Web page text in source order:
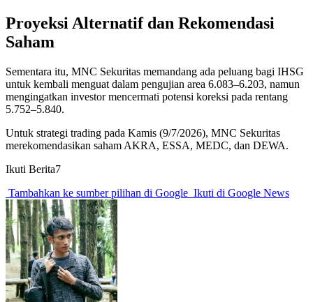
Proyeksi Alternatif dan Rekomendasi
Saham
Sementara itu, MNC Sekuritas memandang ada peluang bagi IHSG
untuk kembali menguat dalam pengujian area 6.083–6.203, namun
mengingatkan investor mencermati potensi koreksi pada rentang
5.752–5.840.
Untuk strategi trading pada Kamis (9/7/2026), MNC Sekuritas
merekomendasikan saham AKRA, ESSA, MEDC, dan DEWA.
Ikuti Berita7
Tambahkan ke sumber pilihan di Google Ikuti di Google News